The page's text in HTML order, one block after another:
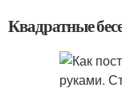
Квадратные